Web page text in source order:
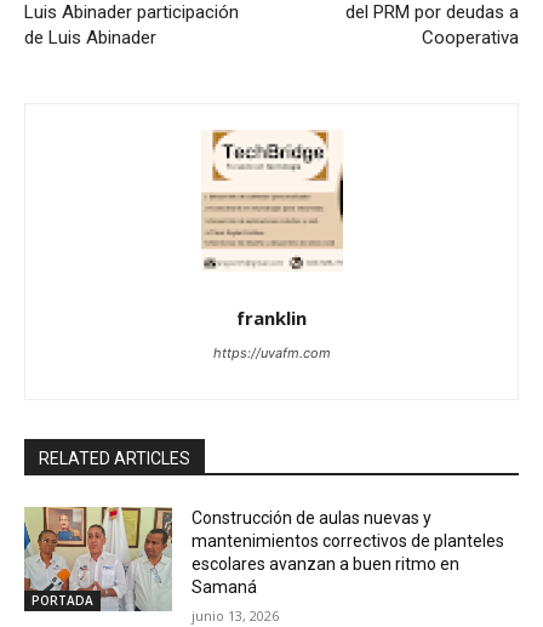
Luis Abinader participación
de Luis Abinader
del PRM por deudas a
Cooperativa
franklin
https://uvafm.com
RELATED ARTICLES
PORTADA
Construcción de aulas nuevas y
mantenimientos correctivos de planteles
escolares avanzan a buen ritmo en
Samaná
junio 13, 2026